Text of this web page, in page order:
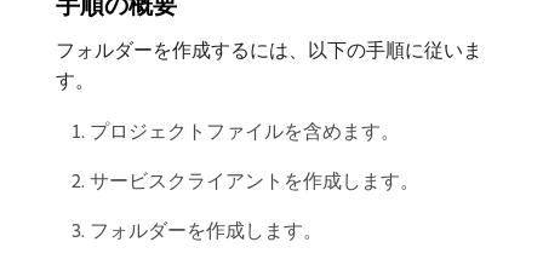
フォルダーを作成するには、以下の手順に従いま
す。
プロジェクトファイルを含めます。
サービスクライアントを作成します。
フォルダーを作成します。